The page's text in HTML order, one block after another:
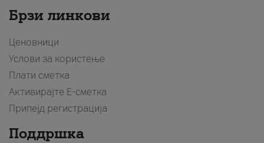
Брзи линкови
Ценовници
Услови за користење
Плати сметка
Активирајте Е-сметка
Припејд регистрација
Поддршка